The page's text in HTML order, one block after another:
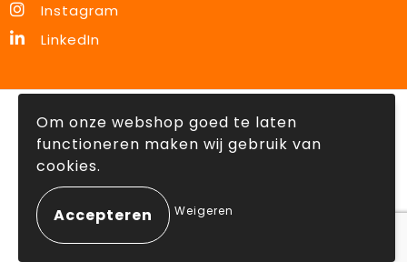
Instagram
LinkedIn
Om onze webshop goed te laten
functioneren maken wij gebruik van
cookies.
Weigeren